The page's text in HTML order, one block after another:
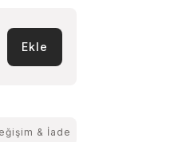
Ekle
& İade